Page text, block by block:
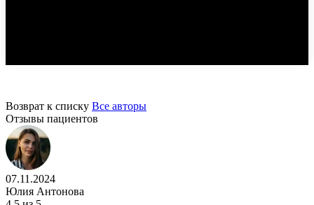
Возврат к списку Все авторы
Отзывы пациентов
07.11.2024
Юлия Антонова